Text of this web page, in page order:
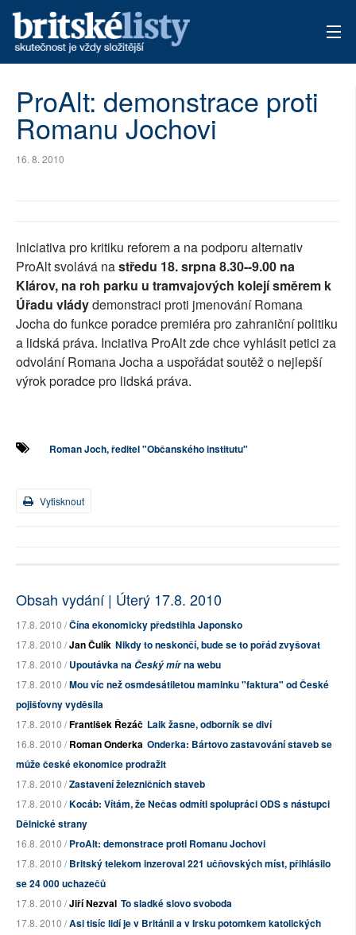
ARCHIV
TÉMATA
ProAlt: demonstrace proti
Romanu Jochovi
16. 8. 2010
Iniciativa pro kritiku reforem a na podporu alternativ
ProAlt svolává nastředu 18. srpna 8.30--9.00 na
Klárov, na roh parku u tramvajových kolejí směrem k
Úřadu vládydemonstraci proti jmenování Romana
Jocha do funkce poradce premiéra pro zahraniční politiku
a lidská práva. Inciativa ProAlt zde chce vyhlásit petici za
odvolání Romana Jocha a uspořádat soutěž o nejlepší
výrok poradce pro lidská práva.
Roman Joch, ředitel "Občanského institutu"
Vytisknout
Obsah vydání | Úterý 17.8. 2010
17.8. 2010 /Čína ekonomicky předstihla Japonsko
17.8. 2010 /Jan Čulík Nikdy to neskončí, bude se to pořád zvyšovat
17.8. 2010 /Upoutávka naČeský mírna webu
17.8. 2010 /Mou víc než osmdesátiletou maminku "faktura" od České
pojišťovny vyděsila
17.8. 2010 /František Řezáč Laik žasne, odborník se diví
16.8. 2010 /Roman Onderka Onderka: Bártovo zastavování staveb se
může české ekonomice prodražit
17.8. 2010 /Zastavení železničních staveb
17.8. 2010 /Kocáb: Vítám, že Nečas odmítl spolupráci ODS s nástupci
Dělnické strany
16.8. 2010 /ProAlt: demonstrace proti Romanu Jochovi
17.8. 2010 /Britský telekom inzeroval 221 učňovských míst, přihlásilo
se 24 000 uchazečů
17.8. 2010 /Jiří Nezval To sladké slovo svoboda
17.8. 2010 /Asi tisíc lidí je v Británii a v Irsku potomkem katolických